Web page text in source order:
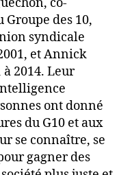
des 10,
syndicale
et Annick
2014. Leur
ont donné
du G10 et aux
se connaître, se
gagner des